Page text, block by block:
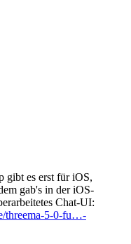
gibt es erst für iOS,
gab's in der iOS-
Chat-UI:
threema-5-0-fu…-